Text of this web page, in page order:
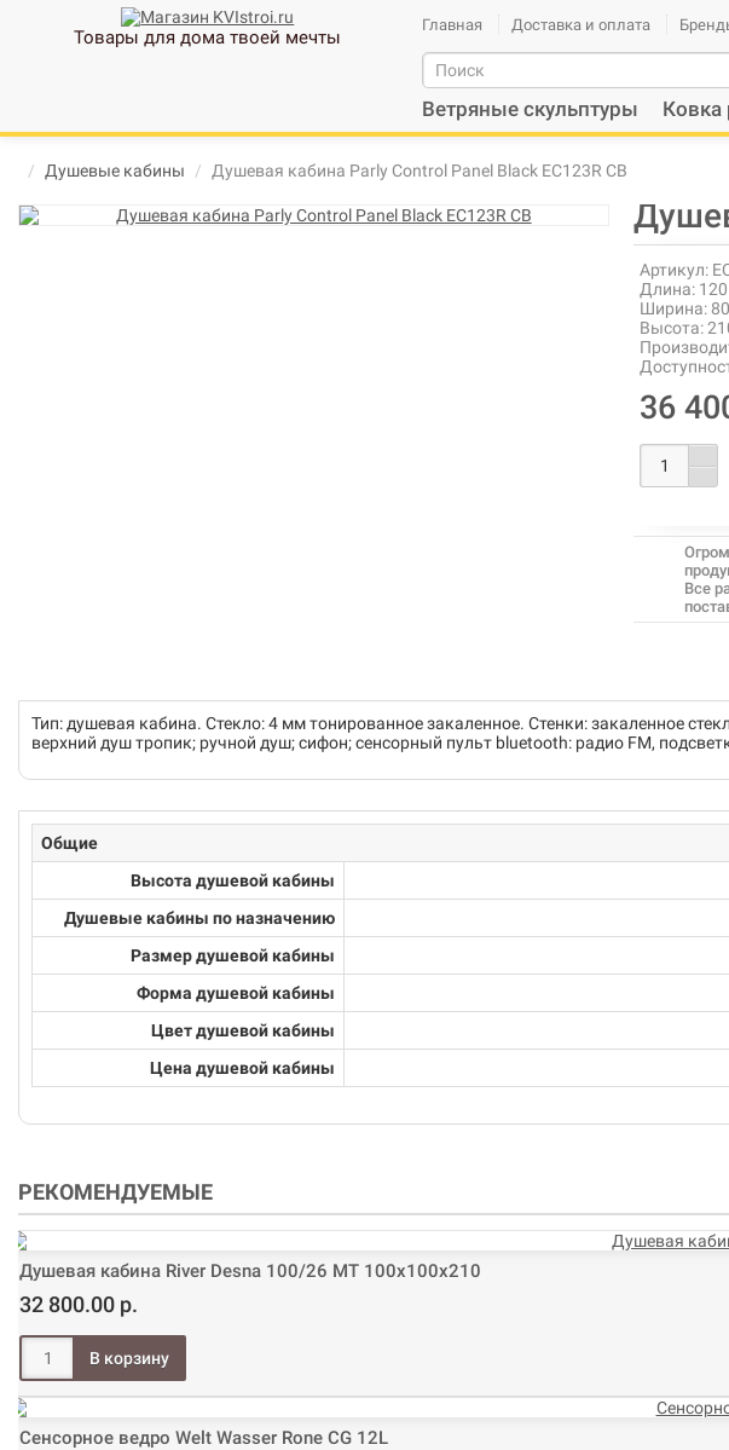
Товары для дома твоей мечты
Главная Доставка и оплата
Ветряные скульптуры Ковка
Душевые кабины Душевая кабина Parly Control Panel Black EC123R CB
Артикул:
Длина:
Ширина:
Высота:
36
Все
Тип: душевая кабина. Стекло: 4 мм тонированное закаленное. Стенки: закаленное
верхний душ тропик; ручной душ; сифон; сенсорный пульт bluetooth: радио FM,
Общие
Высота душевой кабины
Душевые кабины по назначению
Размер душевой кабины
Форма душевой кабины
Цвет душевой кабины
Цена душевой кабины
РЕКОМЕНДУЕМЫЕ
Душевая кабина River Desna 100/26 МТ 100х100х210
32 800.00 р.
Сенсорное ведро Welt Wasser Rone CG 12L